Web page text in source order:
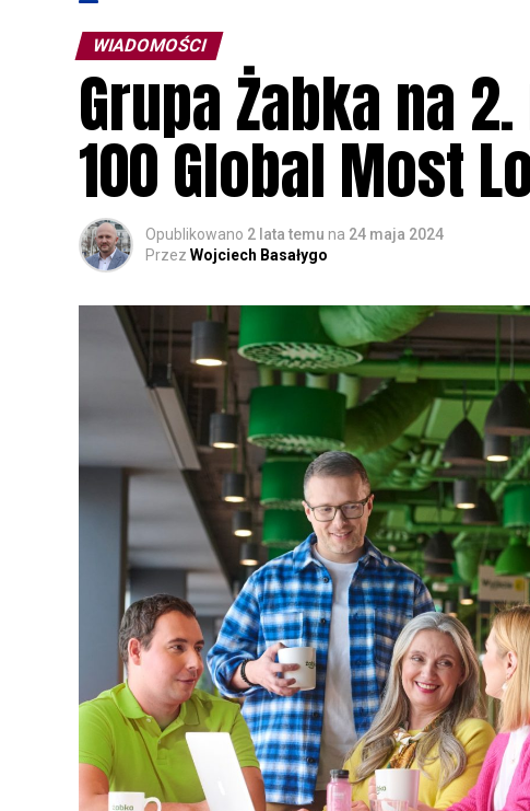
WIADOMOŚCI
Grupa Żabka na
100 Global Most
Opublikowano 2 lata temu na 24 maja 2024
Przez Wojciech Basałygo